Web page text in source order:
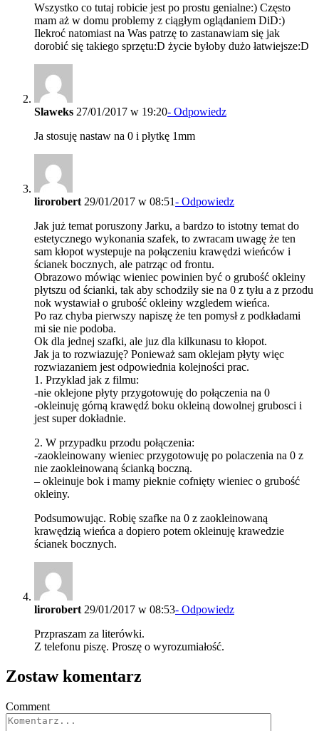
Wszystko co tutaj robicie jest po prostu genialne:) Często
mam aż w domu problemy z ciągłym oglądaniem DiD:)
Ilekroć natomiast na Was patrzę to zastanawiam się jak
dorobić się takiego sprzętu:D życie byłoby dużo łatwiejsze:D
Slaweks 27/01/2017 w 19:20- Odpowiedz
Ja stosuję nastaw na 0 i płytkę 1mm
lirorobert 29/01/2017 w 08:51- Odpowiedz
Jak już temat poruszony Jarku, a bardzo to istotny temat do
estetycznego wykonania szafek, to zwracam uwagę że ten
sam kłopot wystepuje na połączeniu krawędzi wieńców i
ścianek bocznych, ale patrząc od frontu.
Obrazowo mówiąc wieniec powinien być o grubość okleiny
płytszu od ścianki, tak aby schodziły sie na 0 z tyłu a z przodu
nok wystawiał o grubość okleiny wzgledem wieńca.
Po raz chyba pierwszy napiszę że ten pomysł z podkładami
mi sie nie podoba.
Ok dla jednej szafki, ale juz dla kilkunasu to kłopot.
Jak ja to rozwiazuję? Ponieważ sam oklejam płyty więc
rozwiazaniem jest odpowiednia kolejności prac.
1. Przyklad jak z filmu:
-nie oklejone płyty przygotowuję do połączenia na 0
-okleinuję górną krawędź boku okleiną dowolnej grubosci i
jest super dokładnie.
2. W przypadku przodu połączenia:
-zaokleinowany wieniec przygotowuję po polaczenia na 0 z
nie zaokleinowaną ścianką boczną.
– okleinuje bok i mamy pieknie cofnięty wieniec o grubość
okleiny.
Podsumowując. Robię szafke na 0 z zaokleinowaną
krawędzią wieńca a dopiero potem okleinuję krawedzie
ścianek bocznych.
lirorobert 29/01/2017 w 08:53- Odpowiedz
Przpraszam za literówki.
Z telefonu piszę. Proszę o wyrozumiałość.
Zostaw komentarz
Comment